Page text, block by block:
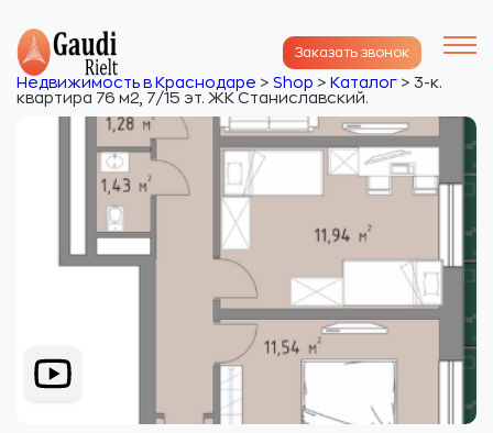
Заказать звонок
Недвижимость в Краснодаре > Shop > Каталог > 3-к.
квартира 76 м2, 7/15 эт. ЖК Станиславский.